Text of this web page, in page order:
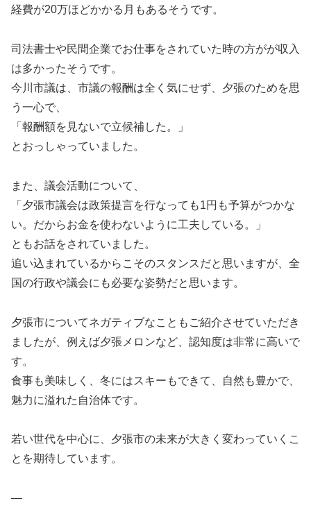
経費が20万ほどかかる月もあるそうです。
司法書士や民間企業でお仕事をされていた時の方がが収入
は多かったそうです。
今川市議は、市議の報酬は全く気にせず、夕張のためを思
う一心で、
「報酬額を見ないで立候補した。」
とおっしゃっていました。
また、議会活動について、
「夕張市議会は政策提言を行なっても1円も予算がつかな
い。だからお金を使わないように工夫している。」
ともお話をされていました。
追い込まれているからこそのスタンスだと思いますが、全
国の行政や議会にも必要な姿勢だと思います。
夕張市についてネガティブなこともご紹介させていただき
ましたが、例えば夕張メロンなど、認知度は非常に高いで
す。
食事も美味しく、冬にはスキーもできて、自然も豊かで、
魅力に溢れた自治体です。
若い世代を中心に、夕張市の未来が大きく変わっていくこ
とを期待しています。
—